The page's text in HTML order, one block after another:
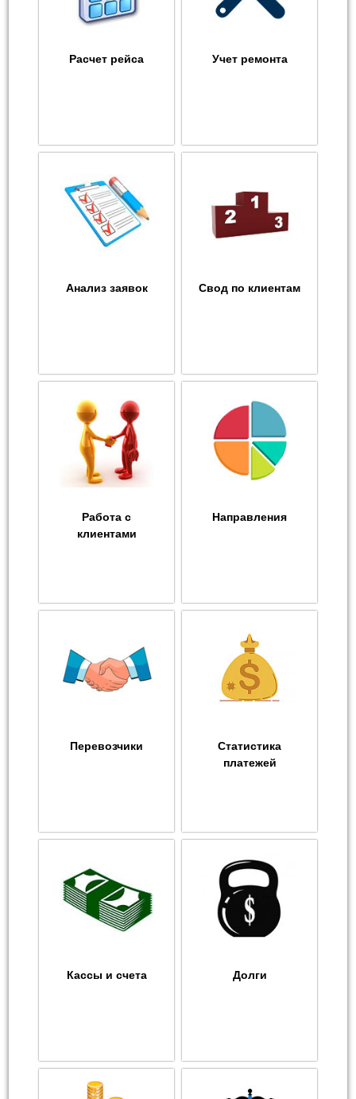
Расчет рейса Учет ремонта
Анализ заявок Свод по клиентам
Работа с
клиентами
Направления
Перевозчики
Статистика
платежей
Кассы и счета Долги